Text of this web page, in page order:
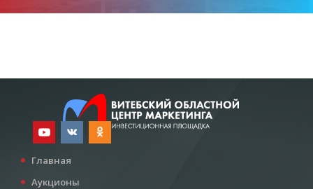
Главная
Аукционы